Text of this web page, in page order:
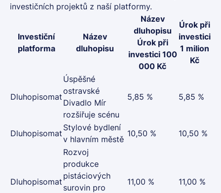
investičních projektů z naší platformy.
Investiční
platforma
Název
dluhopisu
Název
dluhopisu
Úrok při
investici 100
000 Kč
Úrok při
investici
1 milion
Kč
Dluhopisomat
Úspěšné
ostravské
Divadlo Mír
rozšiřuje scénu
5,85 % 5,85 %
Dluhopisomat
Stylové bydlení
v hlavním městě
10,50 % 10,50 %
Dluhopisomat
Rozvoj
produkce
pistáciových
surovin pro
11,00 % 11,00 %